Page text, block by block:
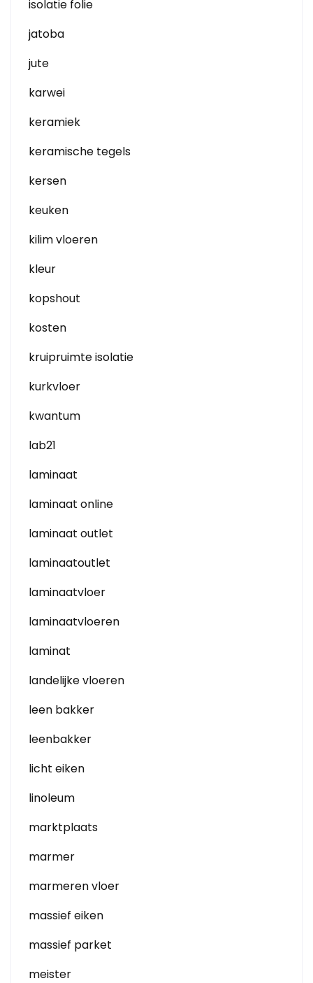
isolatie folie
jatoba
jute
karwei
keramiek
keramische tegels
kersen
keuken
kilim vloeren
kleur
kopshout
kosten
kruipruimte isolatie
kurkvloer
kwantum
lab21
laminaat
laminaat online
laminaat outlet
laminaatoutlet
laminaatvloer
laminaatvloeren
laminat
landelijke vloeren
leen bakker
leenbakker
licht eiken
linoleum
marktplaats
marmer
marmeren vloer
massief eiken
massief parket
meister